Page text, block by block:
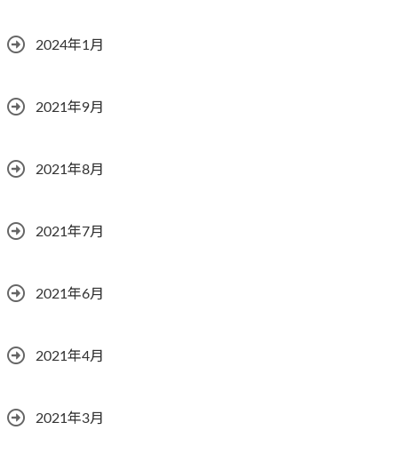
2024年1月
2021年9月
2021年8月
2021年7月
2021年6月
2021年4月
2021年3月